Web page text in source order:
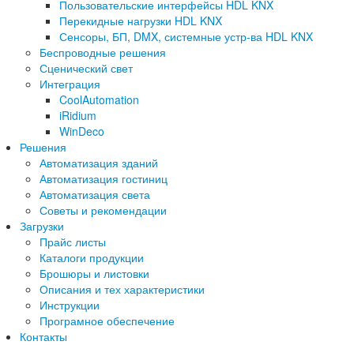
Пользовательские интерфейсы HDL KNX
Перекидные нагрузки HDL KNX
Сенсоры, БП, DMX, системные устр-ва HDL KNX
Беспроводные решения
Сценический свет
Интеграция
CoolAutomation
iRidium
WinDeco
Решения
Автоматизация зданий
Автоматизация гостиниц
Автоматизация света
Советы и рекомендации
Загрузки
Прайс листы
Каталоги продукции
Брошюры и листовки
Описания и тех характеристики
Инструкции
Програмное обеспечение
Контакты